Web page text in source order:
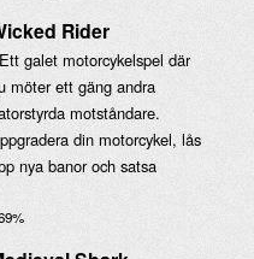
Rider
galet motorcykelspel där
möter ett gäng andra
motståndare.
din motorcykel, lås
nya banor och satsa